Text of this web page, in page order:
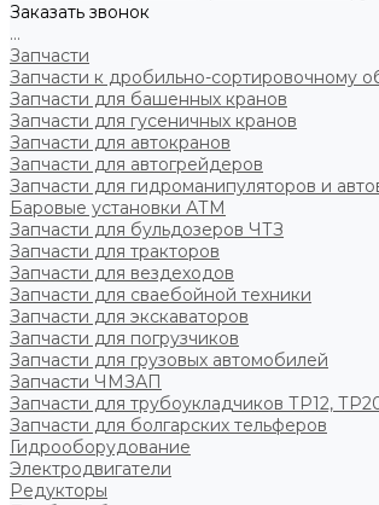
Заказать звонок
...
Запчасти
Запчасти к дробильно-сортировочному
Запчасти для башенных кранов
Запчасти для гусеничных кранов
Запчасти для автокранов
Запчасти для автогрейдеров
Запчасти для гидроманипуляторов и
Баровые установки АТМ
Запчасти для бульдозеров ЧТЗ
Запчасти для тракторов
Запчасти для вездеходов
Запчасти для сваебойной техники
Запчасти для экскаваторов
Запчасти для погрузчиков
Запчасти для грузовых автомобилей
Запчасти ЧМЗАП
Запчасти для трубоукладчиков ТР12,
Запчасти для болгарских тельферов
Гидрооборудование
Электродвигатели
Редукторы